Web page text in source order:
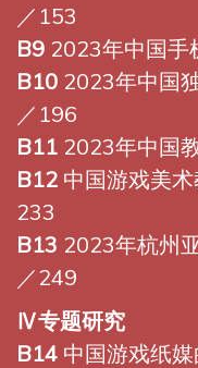
／153
B9 2023年中国手
B10 2023年中国
／196
B11 2023年中国
B12 中国游戏美
233
B13 2023年杭州
／249
Ⅳ专题研究
B14 中国游戏纸